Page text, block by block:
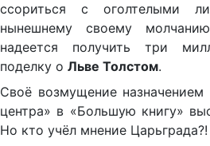
ссориться с оголтелыми
нынешнему своему
надеется получить три
поделку о Льве Толстом.
Своё возмущение назначением
центра» в «Большую книгу»
Но кто учёл мнение Царьграда?!